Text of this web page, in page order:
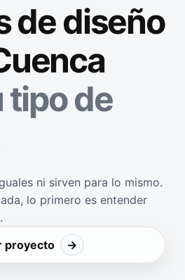
de diseño
tipo de
ni sirven para lo mismo.
lo primero es entender
proyecto
→